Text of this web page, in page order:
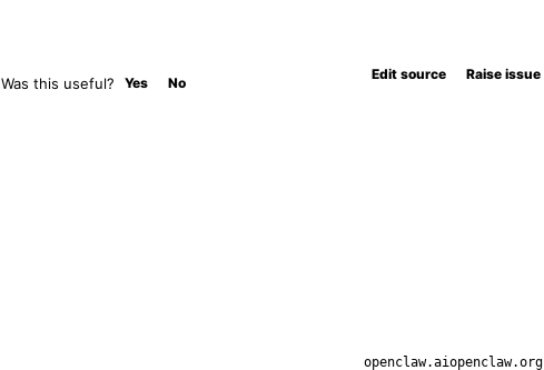
Was this useful? Yes No
Edit source Raise issue
openclaw.aiopenclaw.org